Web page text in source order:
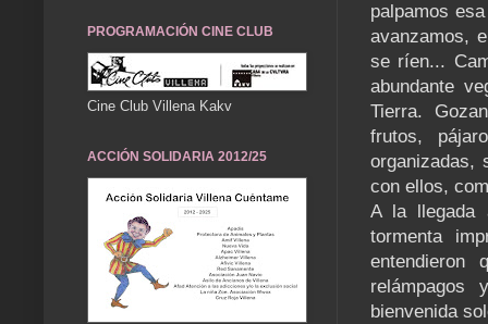
palpamos
avanzamos,
se ríen...
abundante
Tierra.
frutos,
organizadas,
con ellos,
A la llegada
tormenta
bienvenida
PROGRAMACIÓN CINE CLUB
Cine Club Villena Kakv
ACCIÓN SOLIDARIA 2012/25